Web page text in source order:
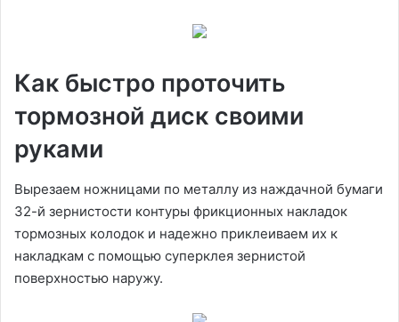
Как быстро проточить
тормозной диск своими
руками
Вырезаем ножницами по металлу из наждачной бумаги
32-й зернистости контуры фрикционных накладок
тормозных колодок и надежно приклеиваем их к
накладкам с помощью суперклея зернистой
поверхностью наружу.